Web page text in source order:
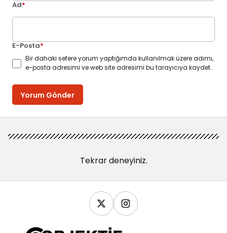
Ad*
E-Posta*
Bir dahaki sefere yorum yaptığımda kullanılmak üzere adımı,
e-posta adresimi ve web site adresimi bu tarayıcıya kaydet.
Yorum Gönder
Tekrar deneyiniz.